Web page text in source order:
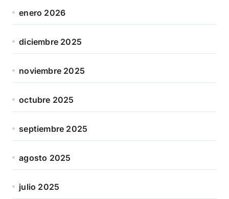
enero 2026
diciembre 2025
noviembre 2025
octubre 2025
septiembre 2025
agosto 2025
julio 2025